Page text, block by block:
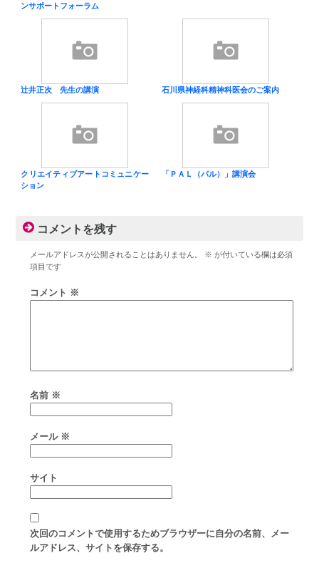
ンサポートフォーラム
辻井正次 先生の講演 石川県神経科精神科医会のご案内
クリエイティブアートコミュニケー
ション
「ＰＡＬ（パル）」講演会
コメントを残す
メールアドレスが公開されることはありません。 ※ が付いている欄は必須
項目です
コメント ※
名前 ※
メール ※
サイト
次回のコメントで使用するためブラウザーに自分の名前、メー
ルアドレス、サイトを保存する。